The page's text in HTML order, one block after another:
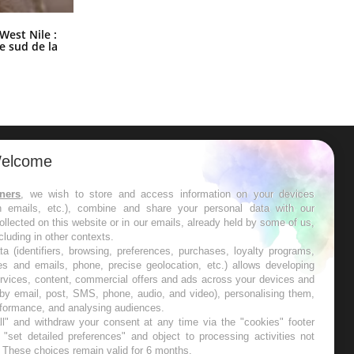
Nile :
sud de la
les semaines les meilleures
, we wish to store and access information on your devices
emails, etc.), combine and share your personal data with our
on this website or in our emails, already held by some of us,
in other contexts.
(identifiers, browsing, preferences, purchases, loyalty programs,
and emails, phone, precise geolocation, etc.) allows developing
content, commercial offers and ads across your devices and
email, post, SMS, phone, audio, and video), personalising them,
and analysing audiences.
and withdraw your consent at any time via the "cookies" footer
detailed preferences" and object to processing activities not
choices remain valid for 6 months.